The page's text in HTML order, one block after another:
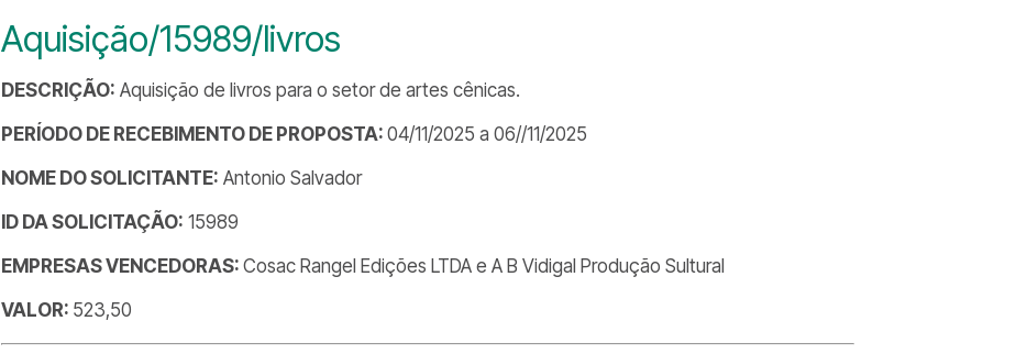
Aquisição/15989/livros
DESCRIÇÃO: Aquisição de livros para o setor de artes cênicas.
PERÍODO DE RECEBIMENTO DE PROPOSTA:04/11/2025 a 06//11/2025
NOME DO SOLICITANTE: Antonio Salvador
ID DA SOLICITAÇÃO: 15989
EMPRESAS VENCEDORAS:Cosac Rangel Edições LTDA e A B Vidigal Produção Sultural
VALOR: 523,50